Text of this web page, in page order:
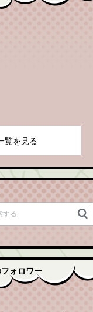
覧を見る
ォロワー